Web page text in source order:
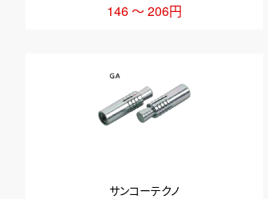
146 ～ 206円
サンコーテクノ